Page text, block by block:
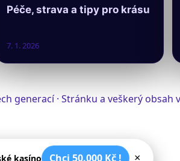
Péče, strava a tipy pro krásu
7. 1. 2026
generací · Stránku a veškerý obsah
kasíno Chci 50.000 Kč ! ×